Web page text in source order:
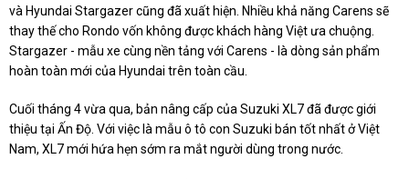
và Hyundai Stargazer cũng đã xuất hiện. Nhiều khả năng Carens sẽ
thay thế cho Rondo vốn không được khách hàng Việt ưa chuộng.
Stargazer - mẫu xe cùng nền tảng với Carens - là dòng sản phẩm
hoàn toàn mới của Hyundai trên toàn cầu.
Cuối tháng 4 vừa qua, bản nâng cấp của Suzuki XL7 đã được giới
thiệu tại Ấn Độ. Với việc là mẫu ô tô con Suzuki bán tốt nhất ở Việt
Nam, XL7 mới hứa hẹn sớm ra mắt người dùng trong nước.